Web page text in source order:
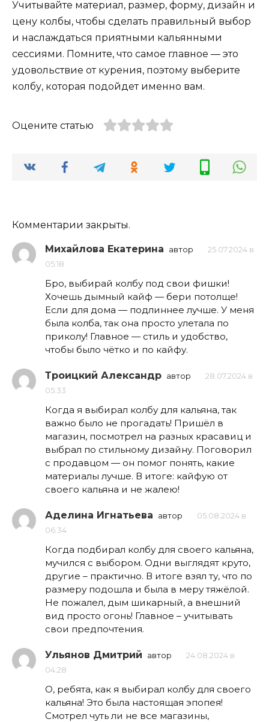
Учитывайте материал, размер, форму, дизайн и
цену колбы, чтобы сделать правильный выбор
и наслаждаться приятными кальянными
сессиями. Помните, что самое главное — это
удовольствие от курения, поэтому выберите
колбу, которая подойдет именно вам.
Оцените статью
Комментарии закрыты.
Михайлова Екатерина автор
25.07.2024 в
05:18
Бро, выбирай колбу под свои фишки!
Хочешь дымный кайф — бери потолще!
Если для дома — подлиннее лучше. У меня
была колба, так она просто улетала по
приколу! Главное — стиль и удобство,
чтобы было чётко и по кайфу.
Троицкий Александр автор
28.07.2024 в
05:33
Когда я выбирал колбу для кальяна, так
важно было не прогадать! Пришёл в
магазин, посмотрел на разных красавиц и
выбрал по стильному дизайну. Поговорил
с продавцом — он помог понять, какие
материалы лучше. В итоге: кайфую от
своего кальяна и не жалею!
Аделина Игнатьева автор
05.08.2024 в
06:34
Когда подбирал колбу для своего кальяна,
мучился с выбором. Одни выглядят круто,
другие – практично. В итоге взял ту, что по
размеру подошла и была в меру тяжёлой.
Не пожалел, дым шикарный, а внешний
вид просто огонь! Главное – учитывать
свои предпочтения.
Ульянов Дмитрий автор
24.08.2024 в
04:28
О, ребята, как я выбирал колбу для своего
кальяна! Это была настоящая эпопея!
Смотрел чуть ли не все магазины,